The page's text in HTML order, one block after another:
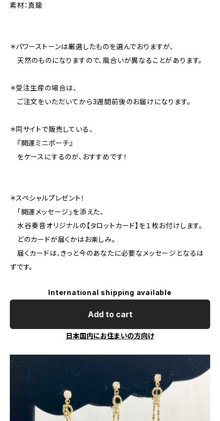
素材：真鍮
＊パワーストーンは厳選したものを選んでおりますが、
天然のものになりますので、風合いが異なることがあります。
＊受注生産の場合は、
ご注文をいただいてから3週間前後のお届けになります。
＊同サイトで販売している、
『開運ミニポーチ』
をケースにするのが、おすすめです！
＊スペシャルプレゼント！
「開運メッセージ」を添えた、
水谷奏音オリジナルの【タロットカード】を１枚お付けします。
どのカードが届くかはお楽しみ。
届くカードは、きっと今のあなたに必要なメッセージとなるは
ずです。
International shipping available
Add to cart
日本国内にお住まいの方向け